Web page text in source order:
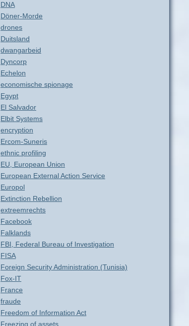
DNA
Döner-Morde
drones
Duitsland
dwangarbeid
Dyncorp
Echelon
economische spionage
Egypt
El Salvador
Elbit Systems
encryption
Ercom-Suneris
ethnic profiling
EU, European Union
European External Action Service
Europol
Extinction Rebellion
extreemrechts
Facebook
Falklands
FBI, Federal Bureau of Investigation
FISA
Foreign Security Administration (Tunisia)
Fox-IT
France
fraude
Freedom of Information Act
Freezing of assets